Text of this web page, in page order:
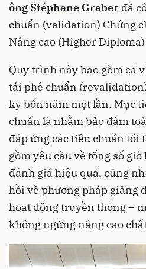
ông Stéphane Graber đã
chuẩn (validation) Chứng
Nâng cao (Higher
Quy trình này bao gồm cả
tái phê chuẩn
kỳ bốn năm một lần. Mục
chuẩn là nhằm bảo đảm
đáp ứng các tiêu chuẩn tối
gồm yêu cầu về tổng số
đánh giá hiệu quả, cũng
hồi về phương pháp giảng
hoạt động truyền thông –
không ngừng nâng cao